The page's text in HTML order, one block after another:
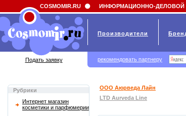
Field 'news_title' doesn't have a default value
Рубрики
Интернет магазин
косметики и парфюмерии
ООО Аюрведа Лайн
LTD Aurveda Line
COSMOMIR.RU ИНФОРМАЦИОННО-ДЕЛОВОЙ
Производители
Подать заявку рекомендовать партнеру